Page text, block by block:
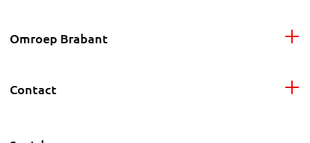
Omroep Brabant
Contact